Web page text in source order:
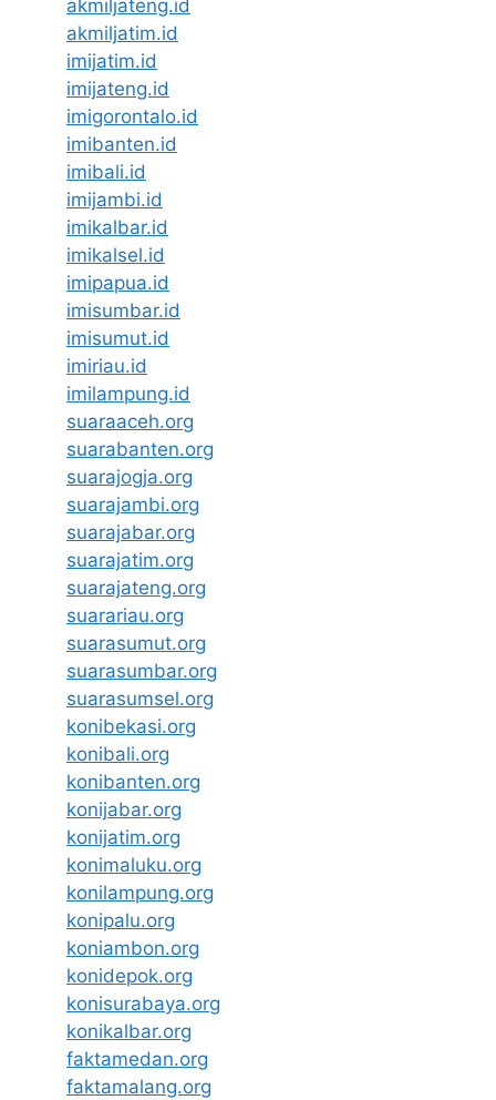
akmiljateng.id
akmiljatim.id
imijatim.id
imijateng.id
imigorontalo.id
imibanten.id
imibali.id
imijambi.id
imikalbar.id
imikalsel.id
imipapua.id
imisumbar.id
imisumut.id
imiriau.id
imilampung.id
suaraaceh.org
suarabanten.org
suarajogja.org
suarajambi.org
suarajabar.org
suarajatim.org
suarajateng.org
suarariau.org
suarasumut.org
suarasumbar.org
suarasumsel.org
konibekasi.org
konibali.org
konibanten.org
konijabar.org
konijatim.org
konimaluku.org
konilampung.org
konipalu.org
koniambon.org
konidepok.org
konisurabaya.org
konikalbar.org
faktamedan.org
faktamalang.org